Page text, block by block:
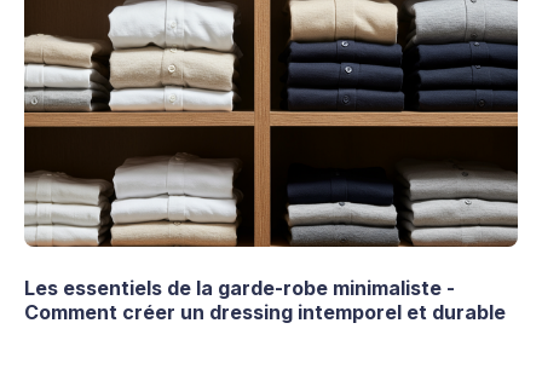
Les essentiels de la garde-robe minimaliste -
Comment créer un dressing intemporel et durable